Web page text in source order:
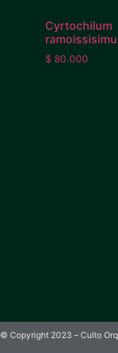
Cyrtochilum
$ 80.000
© Copyright 2023 – Culto